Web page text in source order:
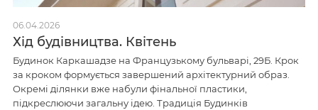
06.04.2026
Хід будівництва. Квітень
Будинок Каркашадзе на Французькому бульварі, 29Б. Крок
за кроком формується завершений архітектурний образ.
Окремі ділянки вже набули фінальної пластики,
підкреслюючи загальну ідею. Традиція Будинків